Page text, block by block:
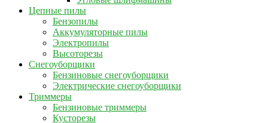
Цепные пилы
Бензопилы
Аккумуляторные пилы
Электропилы
Высоторезы
Снегоуборщики
Бензиновые снегоуборщики
Электрические снегоуборщики
Триммеры
Бензиновые триммеры
Кусторезы